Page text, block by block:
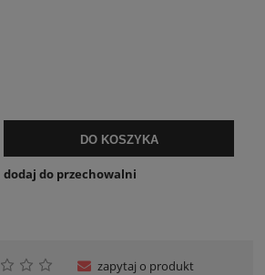
DO KOSZYKA
dodaj do przechowalni
zapytaj o produkt